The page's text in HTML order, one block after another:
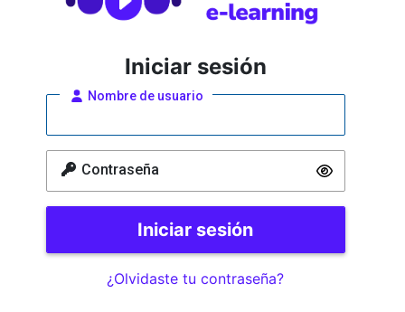
Iniciar sesión
Nombre de usuario
Contraseña
¿Olvidaste tu contraseña?